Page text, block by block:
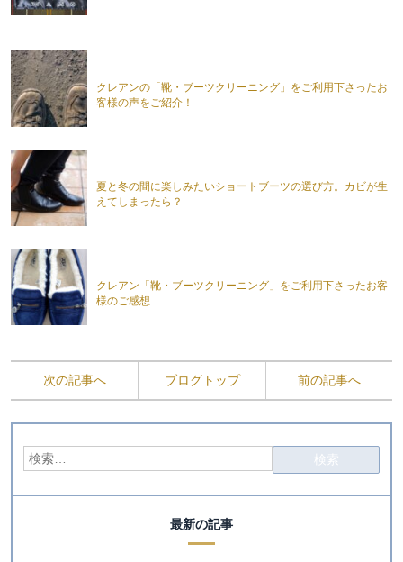
クレアンの「靴・ブーツクリーニング」をご利用下さったお
客様の声をご紹介！
夏と冬の間に楽しみたいショートブーツの選び方。カビが生
えてしまったら？
クレアン「靴・ブーツクリーニング」をご利用下さったお客
様のご感想
次の記事へ ブログトップ 前の記事へ
最新の記事